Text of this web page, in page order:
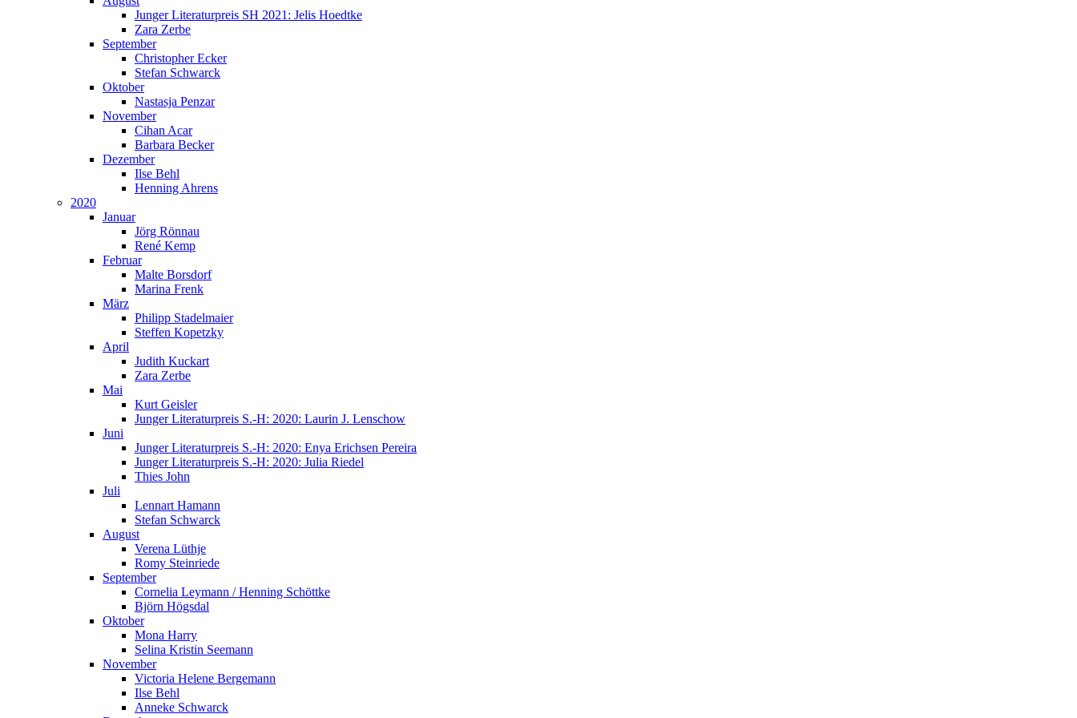
Junger Literaturpreis SH 2021: Jelis Hoedtke
Zara Zerbe
September
Christopher Ecker
Stefan Schwarck
Oktober
Nastasja Penzar
November
Cihan Acar
Barbara Becker
Dezember
Ilse Behl
Henning Ahrens
2020
Januar
Jörg Rönnau
René Kemp
Februar
Malte Borsdorf
Marina Frenk
März
Philipp Stadelmaier
Steffen Kopetzky
April
Judith Kuckart
Zara Zerbe
Mai
Kurt Geisler
Junger Literaturpreis S.-H: 2020: Laurin J. Lenschow
Juni
Junger Literaturpreis S.-H: 2020: Enya Erichsen Pereira
Junger Literaturpreis S.-H: 2020: Julia Riedel
Thies John
Juli
Lennart Hamann
Stefan Schwarck
August
Verena Lüthje
Romy Steinriede
September
Cornelia Leymann / Henning Schöttke
Björn Högsdal
Oktober
Mona Harry
Selina Kristin Seemann
November
Victoria Helene Bergemann
Ilse Behl
Anneke Schwarck